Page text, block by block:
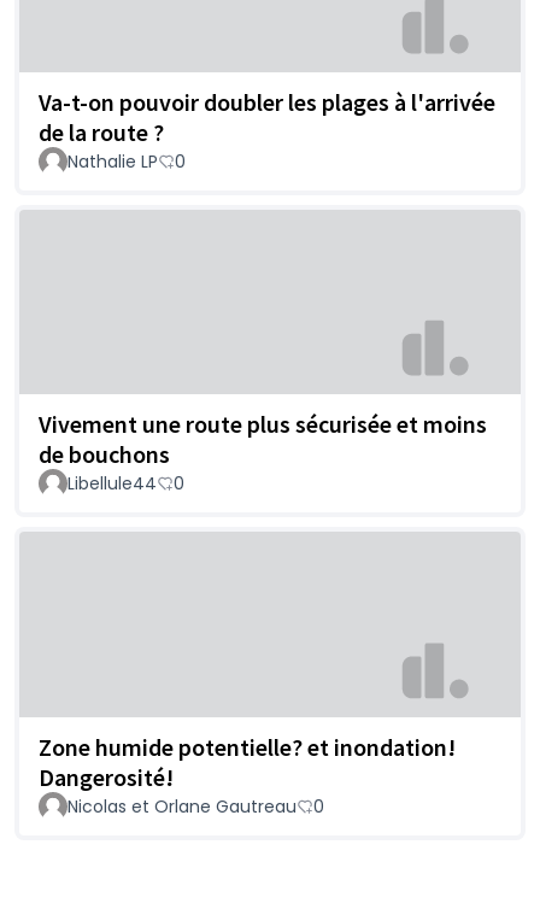
Va-t-on pouvoir doubler les plages à l'arrivée
de la route ?
Nathalie LP 0
Vivement une route plus sécurisée et moins
de bouchons
Libellule44 0
Zone humide potentielle? et inondation!
Dangerosité!
Nicolas et Orlane Gautreau 0